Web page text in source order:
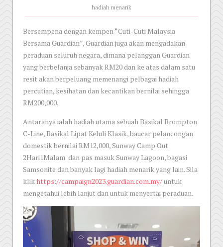
hadiah menarik
Bersempena dengan kempen “Cuti-Cuti Malaysia
Bersama Guardian”, Guardian juga akan mengadakan
peraduan seluruh negara, dimana pelanggan Guardian
yang berbelanja sebanyak RM20 dan ke atas dalam satu
resit akan berpeluang memenangi pelbagai hadiah
percutian, kesihatan dan kecantikan bernilai sehingga
RM200,000.
Antaranya ialah hadiah utama sebuah Basikal Brompton
C-Line, Basikal Lipat Keluli Klasik, baucar pelancongan
domestik bernilai RM12,000, Sunway Camp Out
2Hari1Malam dan pas masuk Sunway Lagoon, bagasi
Samsonite dan banyak lagi hadiah menarik yang lain. Sila
klik https://campaign2023.guardian.com.my/untuk
mengetahui lebih lanjut dan untuk menyertai peraduan.